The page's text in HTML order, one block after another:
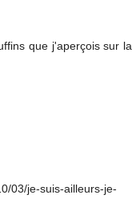
que j'aperçois sur la
03/je-suis-ailleurs-je-